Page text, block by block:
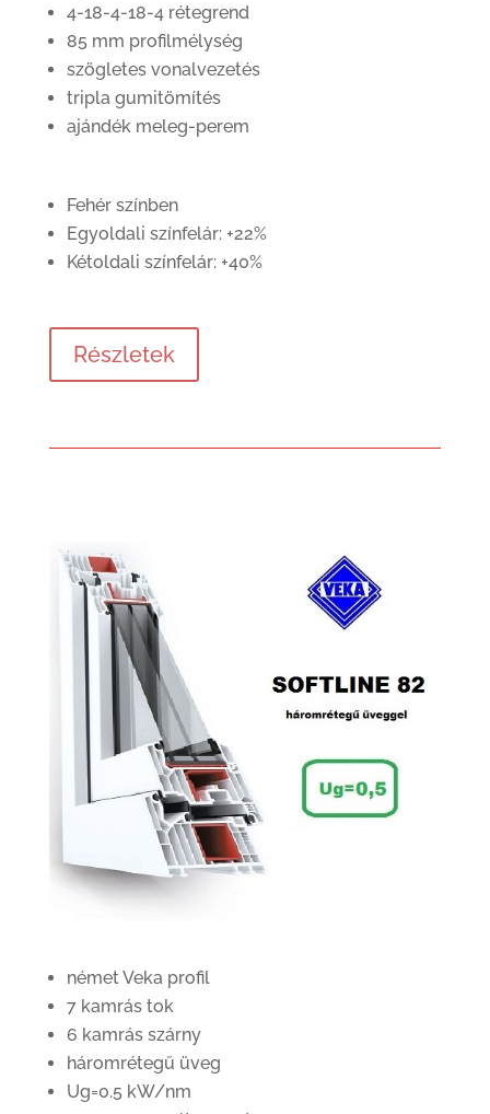
4-18-4-18-4 rétegrend
85 mm profilmélység
szögletes vonalvezetés
tripla gumitömítés
ajándék meleg-perem
Fehér színben
Egyoldali színfelár: +22%
Kétoldali színfelár: +40%
Részletek
német Veka profil
7 kamrás tok
6 kamrás szárny
háromrétegű üveg
Ug=0.5 kW/nm